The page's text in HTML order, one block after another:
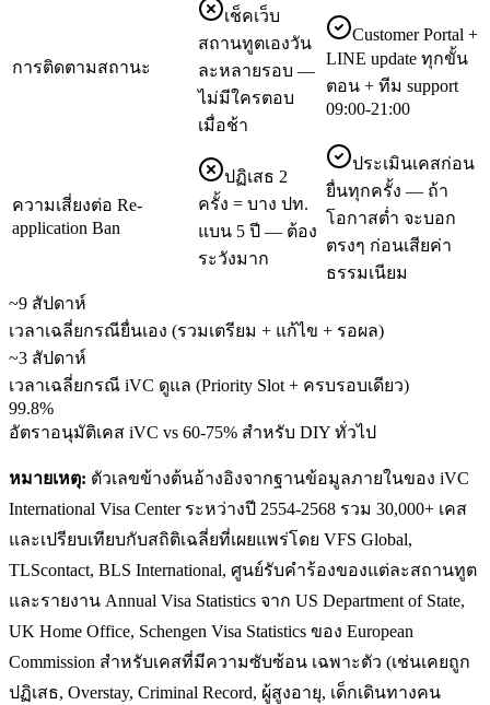
การติดตามสถานะ
เช็คเว็บ
สถานทูตเองวัน
ละหลายรอบ —
ไม่มีใครตอบ
เมื่อช้า
Customer Portal +
LINE update ทุกขั้น
ตอน + ทีม support
09:00-21:00
ความเสี่ยงต่อ Re-
application Ban
ปฏิเสธ 2
ครั้ง = บาง ปท.
แบน 5 ปี — ต้อง
ระวังมาก
ประเมินเคสก่อน
ยื่นทุกครั้ง — ถ้า
โอกาสต่ำ จะบอก
ตรงๆ ก่อนเสียค่า
ธรรมเนียม
~9 สัปดาห์
เวลาเฉลี่ยกรณียื่นเอง (รวมเตรียม + แก้ไข + รอผล)
~3 สัปดาห์
เวลาเฉลี่ยกรณี iVC ดูแล (Priority Slot + ครบรอบเดียว)
99.8%
อัตราอนุมัติเคส iVC vs 60-75% สำหรับ DIY ทั่วไป
หมายเหตุ: ตัวเลขข้างต้นอ้างอิงจากฐานข้อมูลภายในของ iVC
International Visa Center ระหว่างปี 2554-2568 รวม 30,000+ เคส
และเปรียบเทียบกับสถิติเฉลี่ยที่เผยแพร่โดย VFS Global,
TLScontact, BLS International, ศูนย์รับคำร้องของแต่ละสถานทูต
และรายงาน Annual Visa Statistics จาก US Department of State,
UK Home Office, Schengen Visa Statistics ของ European
Commission สำหรับเคสที่มีความซับซ้อน เฉพาะตัว (เช่นเคยถูก
ปฏิเสธ, Overstay, Criminal Record, ผู้สูงอายุ, เด็กเดินทางคน